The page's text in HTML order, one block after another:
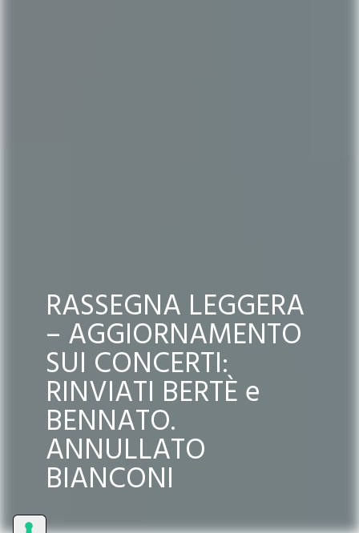
RASSEGNA LEGGERA
– AGGIORNAMENTO
SUI CONCERTI:
RINVIATI BERTÈ e
BENNATO.
ANNULLATO
BIANCONI